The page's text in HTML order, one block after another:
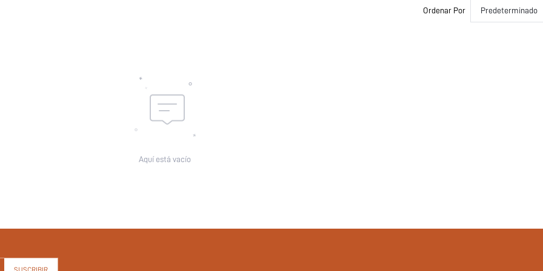
Ordenar Por Predeterminado
Aquí está vacío